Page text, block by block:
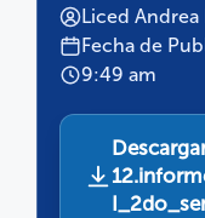
Liced
Fecha de
9:49 am